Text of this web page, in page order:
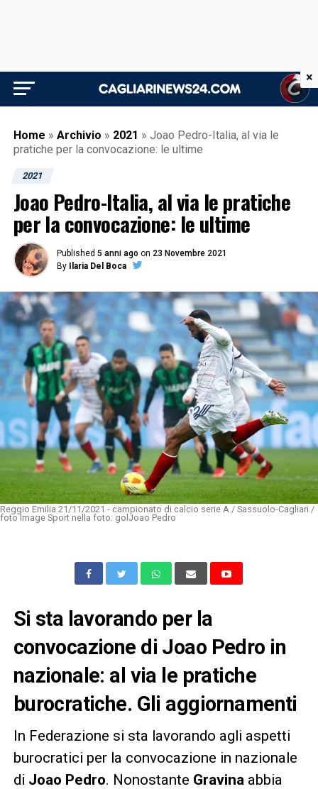
Home » Archivio » 2021 » Joao Pedro-Italia, al via le
pratiche per la convocazione: le ultime
2021
Joao Pedro-Italia, al via le pratiche
per la convocazione: le ultime
Published 5 anni ago on 23 Novembre 2021
By
Ilaria Del Boca
Reggio Emilia 21/11/2021 - campionato di calcio serie A / Sassuolo-Cagliari /
foto Image Sport nella foto: golJoao Pedro
Si sta lavorando per la
convocazione di Joao Pedro in
nazionale: al via le pratiche
burocratiche. Gli aggiornamenti
In Federazione si sta lavorando agli aspetti
burocratici per la convocazione in nazionale
di Joao Pedro. Nonostante Gravina abbia
×